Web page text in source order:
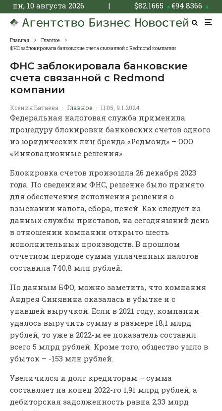
пн, 10 августа 2026 | $82.1665 ▲€94.8366 ▲
Главная
Главное
ФНС заблокировала банковские счета связанной с Redmond компании
ФНС заблокировала банковские
счета связанной с Redmond
компании
Ксения Батаева · Главное · 11:05, 9.1.2024
Федеральная налоговая служба применила
процедуру блокировки банковских счетов одного
из юридических лиц бренда «Редмонд» – ООО
«Инновационные решения».
Блокировка счетов произошла 26 декабря 2023
года. По сведениям ФНС, решение было принято
для обеспечения исполнения решения о
взыскании налога, сбора, пеней. Как следует из
данных службы приставов, на сегодняшний день
в отношении компании открыто шесть
исполнительных производств. В прошлом
отчетном периоде сумма уплаченных налогов
составила 740,8 млн рублей.
По данным БФО, можно заметить, что компания
Андрея Синявина оказалась в убытке и с
упавшей выручкой. Если в 2021 году, компании
удалось выручить сумму в размере 18,1 млрд
рублей, то уже в 2022-м ее показатель составил
всего 5 млрд рублей. Кроме того, общество ушло в
убыток – -153 млн рублей.
Увеличился и долг кредиторам – сумма
составляет на конец 2022-го 1,91 млрд рублей, а
дебиторская задолженность равна 2,33 млрд